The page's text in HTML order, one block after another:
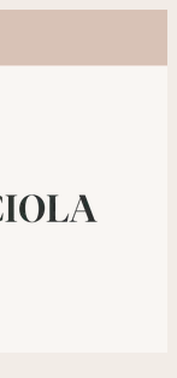
et famille à Orléans